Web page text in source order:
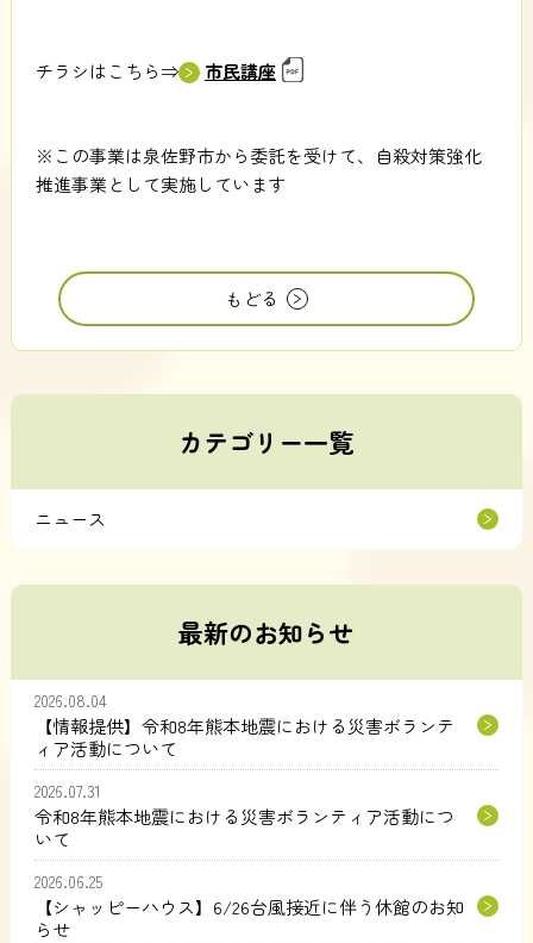
チラシはこちら⇒ 市民講座
※この事業は泉佐野市から委託を受けて、自殺対策強化
推進事業として実施しています
もどる
カテゴリー一覧
ニュース
最新のお知らせ
2026.08.04
【情報提供】令和8年熊本地震における災害ボランテ
ィア活動について
2026.07.31
令和8年熊本地震における災害ボランティア活動につ
いて
2026.06.25
【シャッピーハウス】6/26台風接近に伴う休館のお知
らせ